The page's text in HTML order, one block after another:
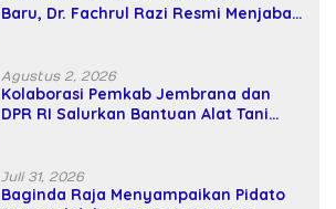
Baru, Dr. Fachrul Razi Resmi Menjabat
Agustus 2, 2026
Kolaborasi Pemkab Jembrana dan
DPR RI Salurkan Bantuan Alat Tani
Juli 31, 2026
Baginda Raja Menyampaikan Pidato